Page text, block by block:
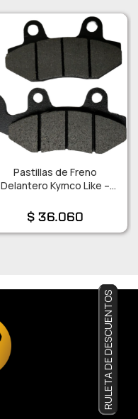
Pastillas de Freno
Delantero Kymco Like –
$36.060
RULETA DE DESCUENTOS